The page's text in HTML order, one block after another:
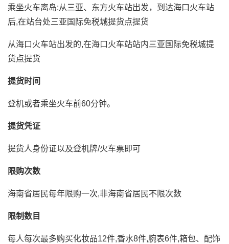
乘坐火车离岛:从三亚、东方火车站出发，到达海口火车站
后,在站台处三亚国际免税城提货点提货
从海口火车站出发的,在海口火车站站内三亚国际免税城提
货点提货
提货时间
登机或者乘坐火车前60分钟。
提货凭证
提货人身份证以及登机牌/火车票即可
限购次数
海南省居民每年限购一次,非海南省居民不限次数
限制数目
每人每次最多购买化妆品12件,香水8件,腕表6件,箱包、配饰